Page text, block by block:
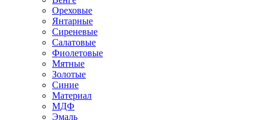
Ореховые
Янтарные
Сиреневые
Салатовые
Фиолетовые
Мятные
Золотые
Синие
Материал
МДФ
Эмаль